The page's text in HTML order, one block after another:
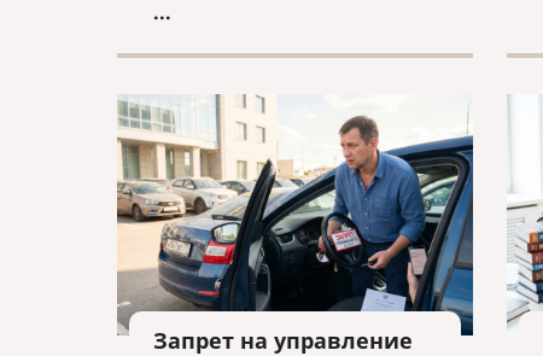
индивидуальный подбор
...
Запрет на управление